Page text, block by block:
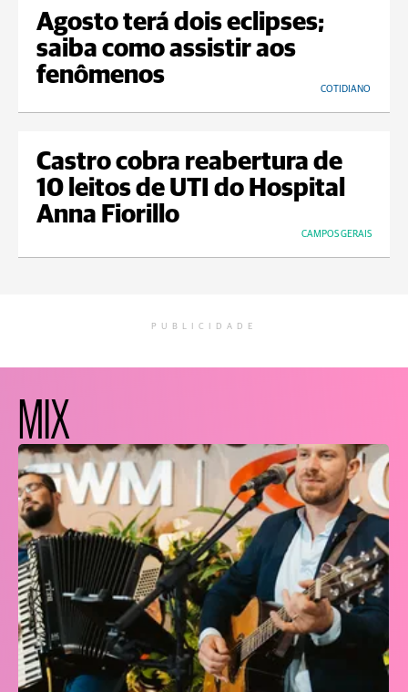
Agosto terá dois eclipses;
saiba como assistir aos
fenômenos
COTIDIANO
Castro cobra reabertura de
10 leitos de UTI do Hospital
Anna Fiorillo
CAMPOS GERAIS
PUBLICIDADE
MIX